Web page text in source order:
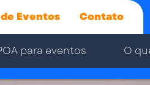
para eventos O
Eventos Contato